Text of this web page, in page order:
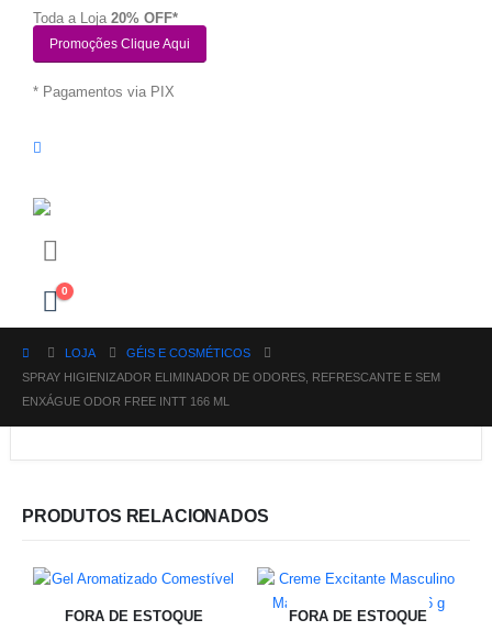
Toda a Loja 20% OFF*
Promoções Clique Aqui
* Pagamentos via PIX
0
LOJA
GÉIS E COSMÉTICOS
SPRAY HIGIENIZADOR ELIMINADOR DE ODORES, REFRESCANTE E SEM
ENXÁGUE ODOR FREE INTT 166 ML
PRODUTOS RELACIONADOS
FORA DE ESTOQUE FORA DE ESTOQUE